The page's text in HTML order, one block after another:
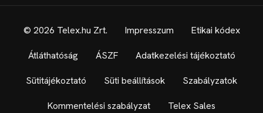
© 2026 Telex.hu Zrt. Impresszum Etikai kódex
Átláthatóság ÁSZF Adatkezelési tájékoztató
Sütitájékoztató Süti beállítások Szabályzatok
Kommentelési szabályzat Telex Sales